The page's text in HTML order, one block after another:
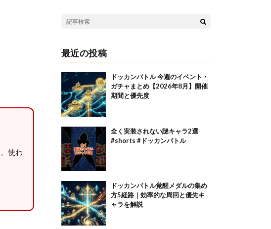
、使わ
最近の投稿
ドッカンバトル 今週のイベント・
ガチャまとめ【2026年8月】開催
期間と優先度
全く実装されない謎キャラ2選
#shorts #ドッカンバトル
ドッカンバトル覚醒メダルの集め
方5経路｜効率的な周回と優先キ
ャラを解説